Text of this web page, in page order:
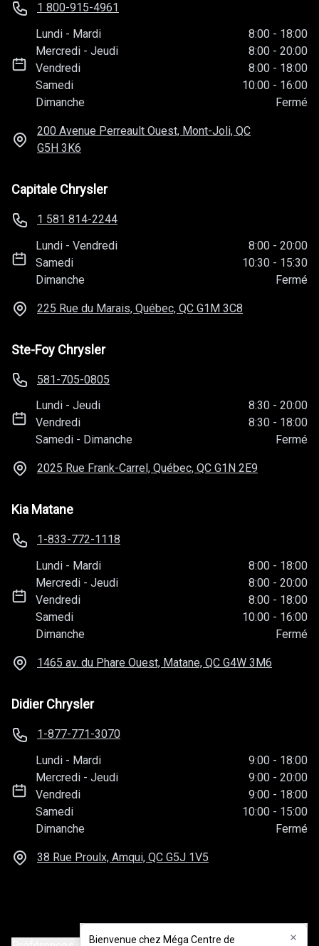
Bienvenue chez Méga Centre de
1 800-915-4961
Lundi - Mardi 8:00 - 18:00
Mercredi -Jeudi 8:00 - 20:00
Vendredi
8:00 - 18:00
Samedi
10:00 - 16:00
Dimanche
Fermé
200 Avenue Perreault Ouest, Mont-Joli, QC
G5H 3K6
Capitale Chrysler
1 581 814-2244
Lundi -Vendredi 8:00 - 20:00
Samedi
10:30 - 15:30
Dimanche
Fermé
225 Rue du Marais, Québec, QC G1M 3C8
Ste-Foy Chrysler
581-705-0805
Lundi -Jeudi 8:30 - 20:00
Vendredi
8:30 - 18:00
Samedi - Dimanche Fermé
2025 Rue Frank-Carrel, Québec, QC G1N 2E9
Kia Matane
1-833-772-1118
Lundi - Mardi 8:00 - 18:00
Mercredi -Jeudi 8:00 - 20:00
Vendredi
8:00 - 18:00
Samedi
10:00 - 16:00
Dimanche
Fermé
1465 av. du Phare Ouest, Matane, QC G4W 3M6
Didier Chrysler
1-877-771-3070
Lundi - Mardi 9:00 - 18:00
Mercredi -Jeudi 9:00 - 20:00
Vendredi
9:00 - 18:00
Samedi
10:00 - 15:00
Dimanche
Fermé
38 Rue Proulx, Amqui, QC G5J 1V5
Bienvenue chez Méga Centre de